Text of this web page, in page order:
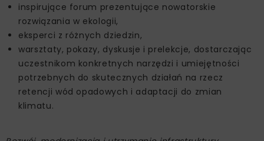
inspirujące forum prezentujące nowatorskie
rozwiązania w ekologii,
eksperci z różnych dziedzin,
warsztaty, pokazy, dyskusje i prelekcje, dostarczając
uczestnikom konkretnych narzędzi i umiejętności
potrzebnych do skutecznych działań na rzecz
retencji wód opadowych i adaptacji do zmian
klimatu.